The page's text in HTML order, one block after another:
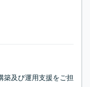
築及び運用支援をご担